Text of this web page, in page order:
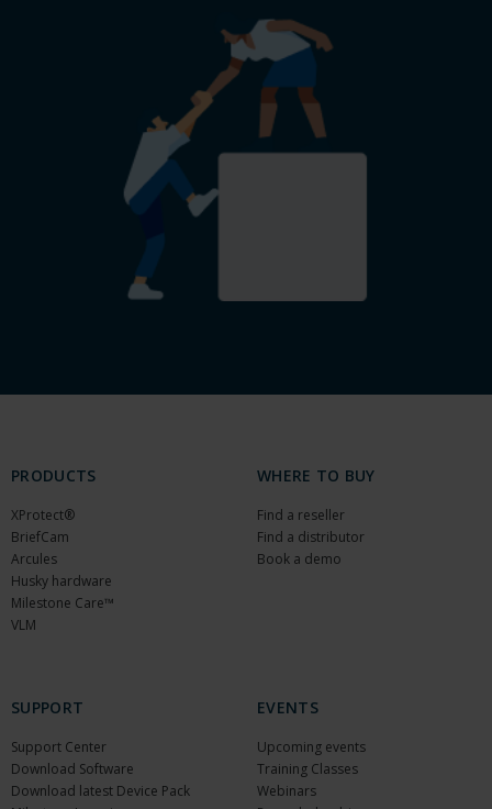
PRODUCTS
XProtect®
BriefCam
Arcules
Husky hardware
Milestone Care™
VLM
WHERE TO BUY
Find a reseller
Find a distributor
Book a demo
SUPPORT
Support Center
Download Software
Download latest Device Pack
EVENTS
Upcoming events
Training Classes
Webinars